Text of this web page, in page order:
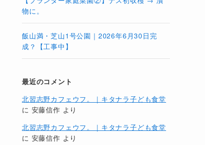
物に。
飯山満・芝山1号公園｜2026年6月30日完
成？【工事中】
最近のコメント
北習志野カフェウフ。｜キタナラ子ども食堂
に 安藤信作 より
北習志野カフェウフ。｜キタナラ子ども食堂
に 安藤信作 より